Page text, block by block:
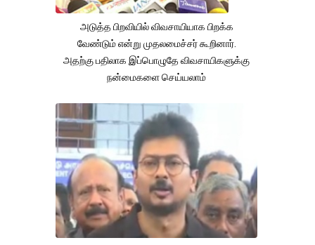
அடுத்த பிறவியில் விவசாயியாக பிறக்க
வேண்டும் என்று முதலமைச்சர் கூறினார்.
அதற்கு பதிலாக இப்பொழுதே விவசாயிகளுக்கு
நன்மைகளை செய்யலாம்